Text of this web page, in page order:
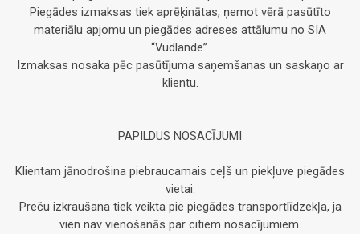
Piegādes izmaksas tiek aprēķinātas, ņemot vērā pasūtīto
materiālu apjomu un piegādes adreses attālumu no SIA
“Vudlande”.
Izmaksas nosaka pēc pasūtījuma saņemšanas un saskaņo ar
klientu.
PAPILDUS NOSACĪJUMI
Klientam jānodrošina piebraucamais ceļš un piekļuve piegādes
vietai.
Preču izkraušana tiek veikta pie piegādes transportlīdzekļa, ja
vien nav vienošanās par citiem nosacījumiem.